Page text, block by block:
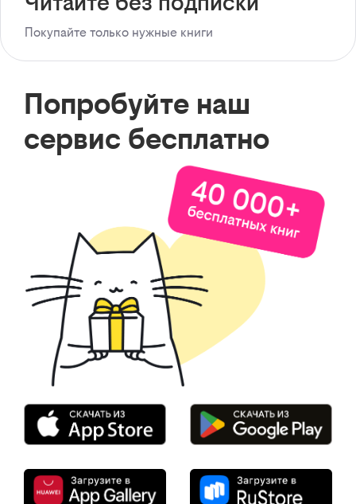
Покупайте только нужные книги
Попробуйте наш
сервис бесплатно